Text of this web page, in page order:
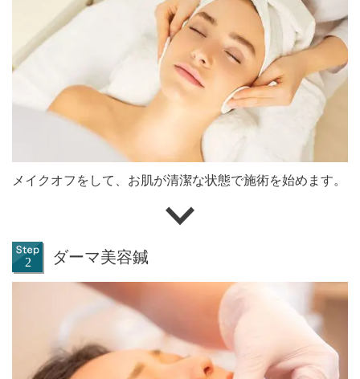
メイクオフをして、お肌が清潔な状態で施術を始めます。
ダーマ美容鍼